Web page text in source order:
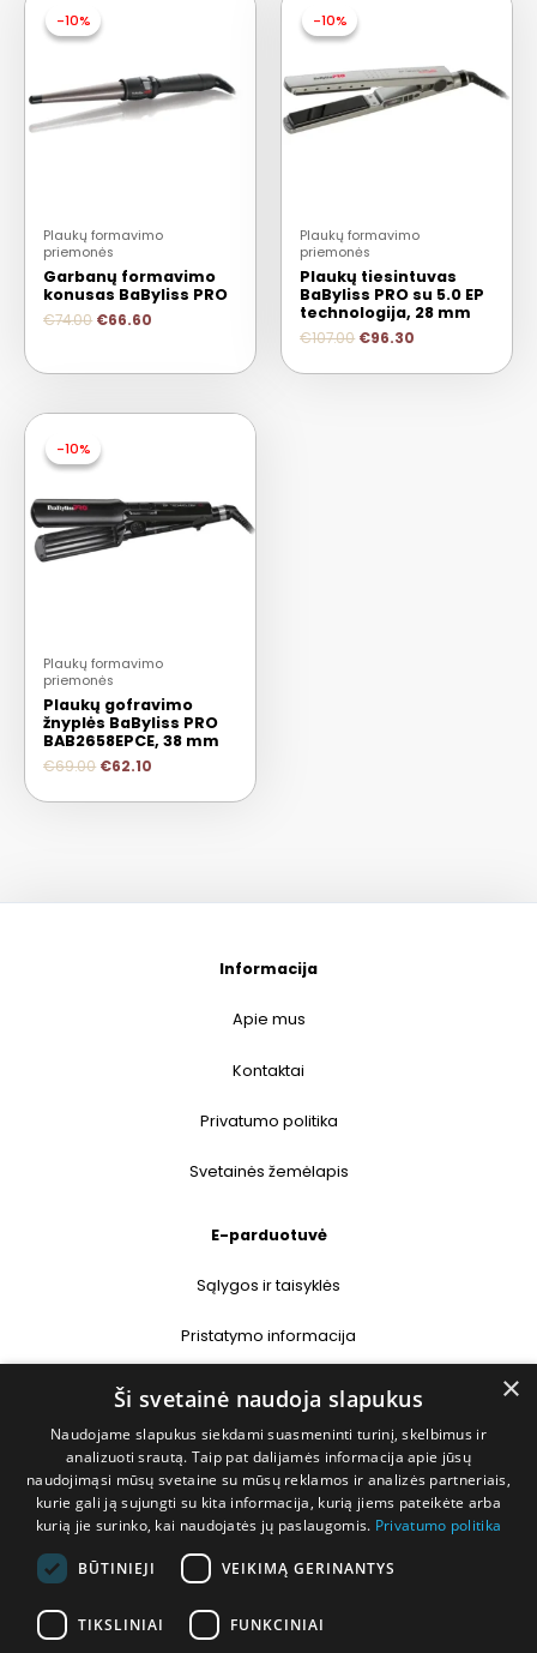
-10%
-10%
Plaukų formavimo
priemonės
Garbanų formavimo
konusas BaByliss PRO
€74.00 €66.60
-10%
-10%
Plaukų formavimo
priemonės
Plaukų tiesintuvas
BaByliss PRO su 5.0 EP
technologija, 28 mm
€107.00 €96.30
-10%
-10%
Plaukų formavimo
priemonės
Plaukų gofravimo
žnyplės BaByliss PRO
BAB2658EPCE, 38 mm
€69.00 €62.10
Informacija
Apie mus
Kontaktai
Privatumo politika
Svetainės žemėlapis
E-parduotuvė
Sąlygos ir taisyklės
Pristatymo informacija
Prekių grąžinimas
Kontaktai
+370 677 31358
×
Ši svetainė naudoja slapukus
Naudojame slapukus siekdami suasmeninti turinį, skelbimus ir
analizuoti srautą. Taip pat dalijamės informacija apie jūsų
naudojimąsi mūsų svetaine su mūsų reklamos ir analizės partneriais,
kurie gali ją sujungti su kita informacija, kurią jiems pateikėte arba
kurią jie surinko, kai naudojatės jų paslaugomis. Privatumo politika
BŪTINIEJI VEIKIMĄ GERINANTYS
TIKSLINIAI FUNKCINIAI